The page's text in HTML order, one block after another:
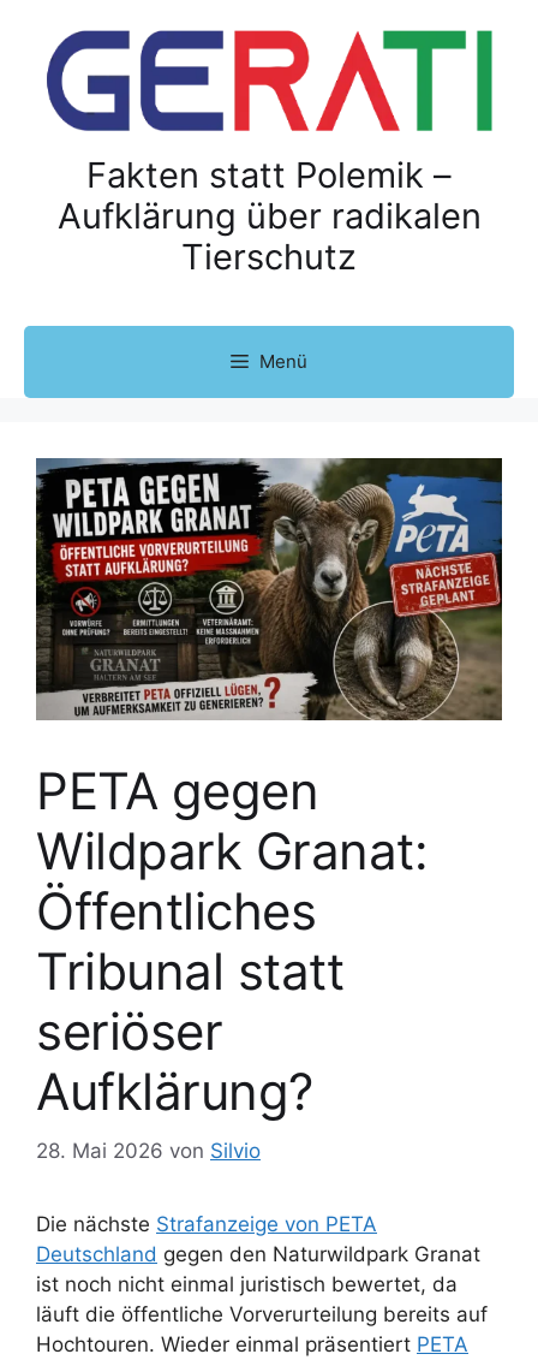
Fakten statt Polemik –
Aufklärung über radikalen
Tierschutz
Menü
PETA gegen
Wildpark Granat:
Öffentliches
Tribunal statt
seriöser
Aufklärung?
28. Mai 2026 von Silvio
Die nächste Strafanzeige von PETA
Deutschland gegen den Naturwildpark Granat
ist noch nicht einmal juristisch bewertet, da
läuft die öffentliche Vorverurteilung bereits auf
Hochtouren. Wieder einmal präsentiert PETA